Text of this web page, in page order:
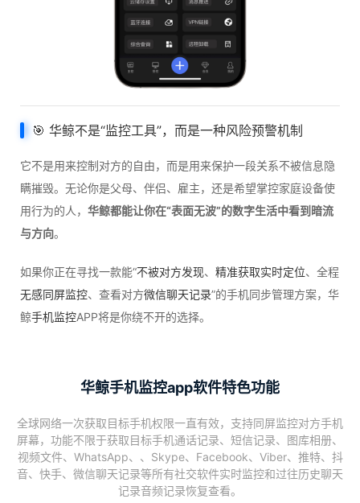
🎯 华鲸不是“监控工具”，而是一种风险预警机制
它不是用来控制对方的自由，而是用来保护一段关系不被信息隐
瞒摧毁。无论你是父母、伴侣、雇主，还是希望掌控家庭设备使
用行为的人， 华鲸都能让你在“表面无波”的数字生活中看到暗流
与方向。
如果你正在寻找一款能“不被对方发现、 精准获取实时定位、全程
无感同屏监控、查看对方微信聊天记录”的手机同步管理方案，华
鲸手机监控APP将是你绕不开的选择。
华鲸手机监控app软件特色功能
全球网络一次获取目标手机权限一直有效，支持同屏监控对方手机
屏幕，功能不限于获取目标手机通话记录、短信记录、图库相册、
视频文件、WhatsApp、、Skype、Facebook、Viber、推特、抖
音、快手、微信聊天记录等所有社交软件实时监控和过往历史聊天
记录音频记录恢复查看。